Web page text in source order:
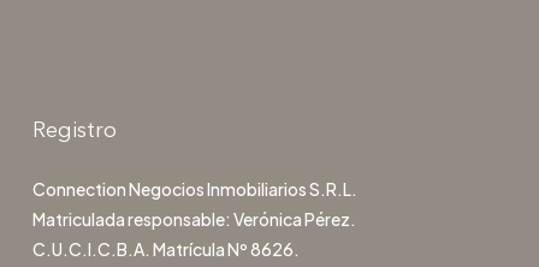
Registro
Connection Negocios Inmobiliarios S.R.L.
Matriculada responsable: Verónica Pérez.
C.U.C.I.C.B.A. Matrícula Nº 8626.